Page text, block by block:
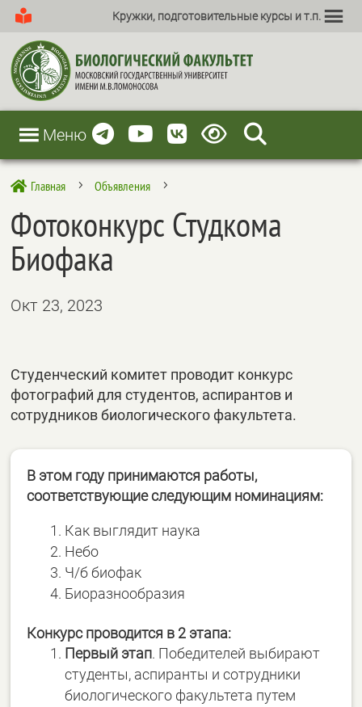
Кружки, подготовительные курсы и т.п.
Меню
 Главная 5 Объявления 5
Фотоконкурс Студкома
Биофака
Окт 23, 2023
Студенческий комитет проводит конкурс
фотографий для студентов, аспирантов и
сотрудников биологического факультета.
В этом году принимаются работы,
соответствующие следующим номинациям:
Как выглядит наука
Небо
Ч/б биофак
Биоразнообразия
Конкурс проводится в 2 этапа:
Первый этап. Победителей выбирают
студенты, аспиранты и сотрудники
биологического факультета путем